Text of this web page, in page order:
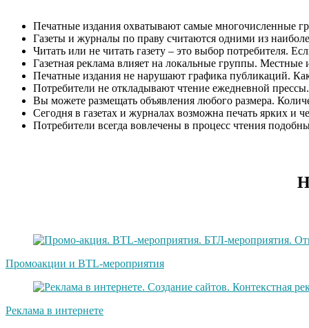
Печатные издания охватывают самые многочисленные
Газеты и журналы по праву считаются одними из
Читать или не читать газету – это выбор потребителя.
Газетная реклама влияет на локальные группы.
Печатные издания не нарушают графика публикаций. Как
Потребители не откладывают чтение ежедневной прессы.
Вы можете размещать объявления любого размера.
Сегодня в газетах и журналах возможна печать ярких и
Потребители всегда вовлечены в процесс чтения
Промоакции и BTL-мероприятия
Реклама в интернете